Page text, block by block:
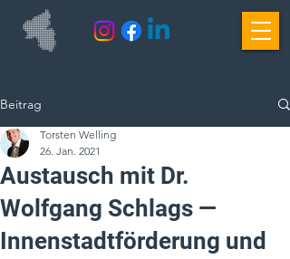
Beitrag
Austausch mit Dr.
Wolfgang Schlags —
Innenstadtförderung und
Torsten Welling
26. Jan. 2021